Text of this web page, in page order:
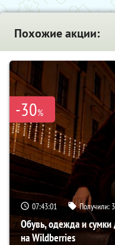
Похожие акции:
-30%
07:43:00 Получили:
Обувь, одежда и сумки
на Wildberries